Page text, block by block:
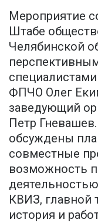
Мероприятие
Штабе
Челябинской
ФПЧО Олег
заведующий
Петр
обсуждены
совместные
возможность
КВИЗ, главной
история и